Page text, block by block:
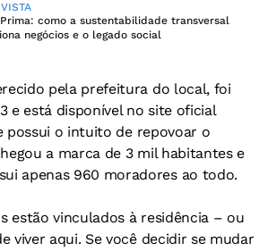
como a sustentabilidade transversal
negócios e o legado social
pela prefeitura do local, foi
e está disponível no site oficial
possui o intuito de repovoar o
a marca de 3 mil habitantes e
apenas 960 moradores ao todo.
estão vinculados à residência – ou
viver aqui. Se você decidir se mudar